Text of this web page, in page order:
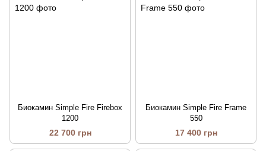
Биокамин Simple Fire Firebox
1200
22 700 грн
Биокамин Simple Fire Frame
550
17 400 грн